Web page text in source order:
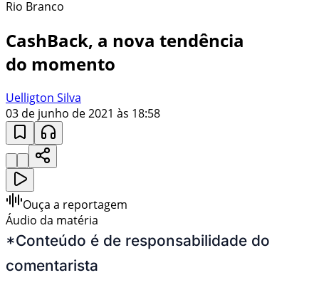
Rio Branco
CashBack, a nova tendência
do momento
Uelligton Silva
03 de junho de 2021 às 18:58
Ouça a reportagem
Áudio da matéria
*Conteúdo é de responsabilidade do
comentarista